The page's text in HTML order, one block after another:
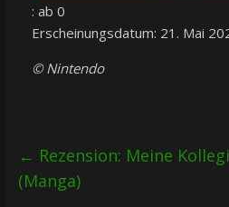
: ab 0
Erscheinungsdatum: 21. Mai
© Nintendo
← Rezension: Meine
(Manga)